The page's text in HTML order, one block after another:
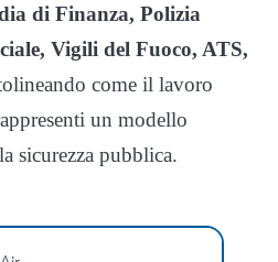
di Finanza, Polizia
Vigili del Fuoco, ATS,
come il lavoro
un modello
sicurezza pubblica.